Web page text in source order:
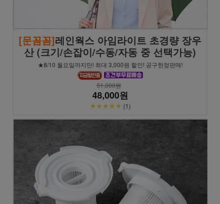
[문꼼꼼]레인웍스 아임라이트 초경량 장우
산 (크기/손잡이/수동/자동 중 선택가능)
★8/10 월요일까지만! 최대 3,000원 할인! 공구한정판매!
51,000원
48,000원
★★★★★ (1)